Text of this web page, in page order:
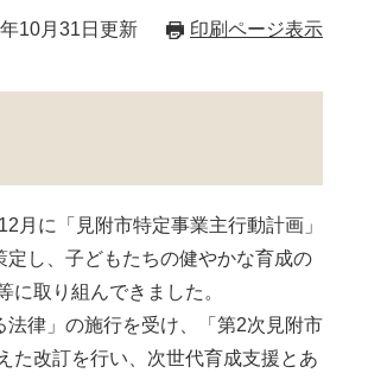
10月31日更新 印刷ページ表示
に「見附市特定事業主行動計画」
し、子どもたちの健やかな育成の
取り組んできました。
律」の施行を受け、「第2次見附市
た改訂を行い、次世代育成支援とあ